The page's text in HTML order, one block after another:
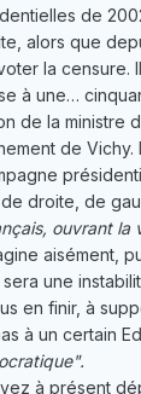
de
alors que
la censure.
à une…
de la
de
droite, de
ouvrant
aisément,
une
en finir, à
à un certain
à présent